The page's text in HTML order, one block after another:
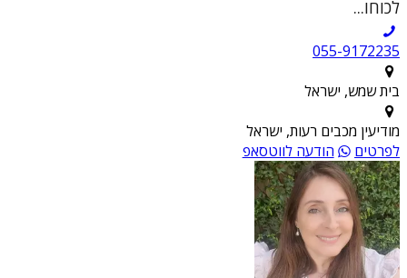
לכוחו...
055-9172235
בית שמש, ישראל
מודיעין מכבים רעות, ישראל
לפרטים
הודעה לווטסאפ